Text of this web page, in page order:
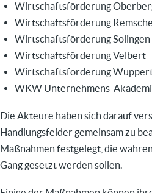
Wirtschaftsförderung
Wirtschaftsförderung
Wirtschaftsförderung Solingen
Wirtschaftsförderung Velbert
Wirtschaftsförderung
WKW Unternehmens-
Die Akteure haben sich darauf
Handlungsfelder gemeinsam zu
Maßnahmen festgelegt, die
Gang gesetzt werden sollen.